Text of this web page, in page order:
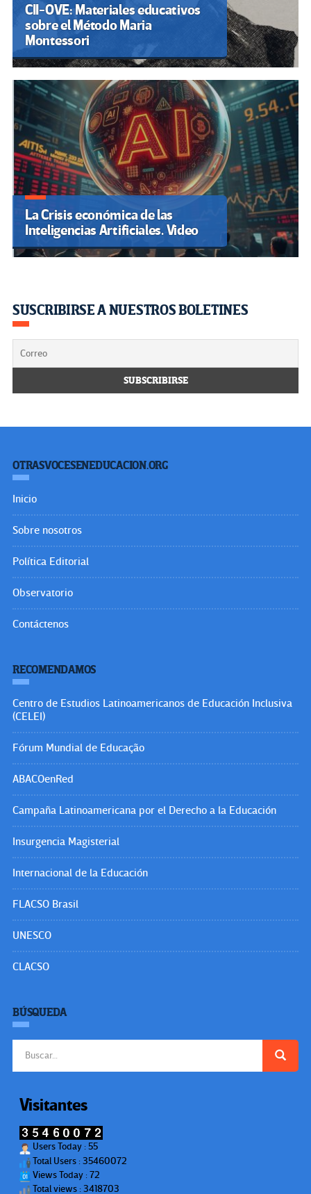
CII-OVE: Materiales educativos
sobre el Método Maria
Montessori
La Crisis económica de las
Inteligencias Artificiales. Video
SUSCRIBIRSE A NUESTROS BOLETINES
OTRASVOCESENEDUCACION.ORG
Inicio
Sobre nosotros
Política Editorial
Observatorio
Contáctenos
RECOMENDAMOS
Centro de Estudios Latinoamericanos de Educación Inclusiva
(CELEI)
Fórum Mundial de Educação
ABACOenRed
Campaña Latinoamericana por el Derecho a la Educación
Insurgencia Magisterial
Internacional de la Educación
FLACSO Brasil
UNESCO
CLACSO
BÚSQUEDA
Visitantes
Users Today : 55
Total Users : 35460072
Views Today : 72
Total views : 3418703